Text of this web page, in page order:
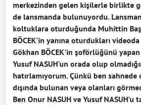
merkezinden gelen kişilerle birlikte
de lansmanda bulunuyordu.
koltuklara oturduğunda Muhittin
BÖCEK'in yanına oturdukları
Gökhan BÖCEK'in şoförlüğünü
Yusuf NASUH'un orada olup
hatırlamıyorum. Çünkü ben
dışında bulunan veya olanları
Ben Onur NASUH ve Yusuf NASUH'u